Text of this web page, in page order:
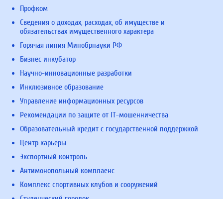
Профком
Сведения о доходах, расходах, об имуществе и
обязательствах имущественного характера
Горячая линия Минобрнауки РФ
Бизнес инкубатор
Научно-инновационные разработки
Инклюзивное образование
Управление информационных ресурсов
Рекомендации по защите от IT-мошенничества
Образовательный кредит с государственной поддержкой
Центр карьеры
Экспортный контроль
Антимонопольный комплаенс
Комплекс спортивных клубов и сооружений